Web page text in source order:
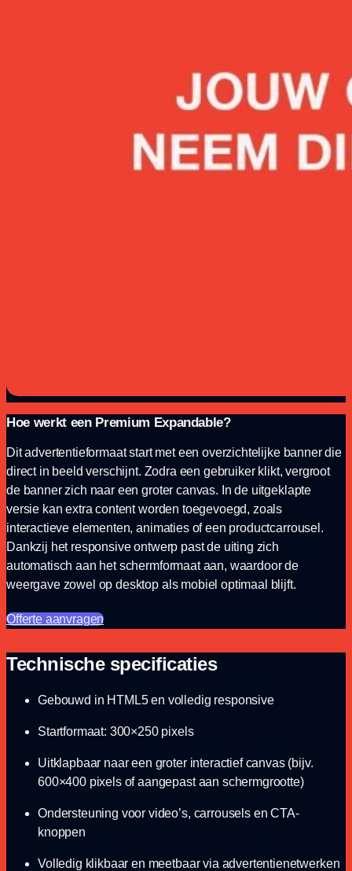
Hoe werkt een Premium Expandable?
Dit advertentieformaat start met een overzichtelijke banner die
direct in beeld verschijnt. Zodra een gebruiker klikt, vergroot
de banner zich naar een groter canvas. In de uitgeklapte
versie kan extra content worden toegevoegd, zoals
interactieve elementen, animaties of een productcarrousel.
Dankzij het responsive ontwerp past de uiting zich
automatisch aan het schermformaat aan, waardoor de
weergave zowel op desktop als mobiel optimaal blijft.
Offerte aanvragen
Technische specificaties
Gebouwd in HTML5 en volledig responsive
Startformaat: 300×250 pixels
Uitklapbaar naar een groter interactief canvas (bijv.
600×400 pixels of aangepast aan schermgrootte)
Ondersteuning voor video’s, carrousels en CTA-
knoppen
Volledig klikbaar en meetbaar via advertentienetwerken